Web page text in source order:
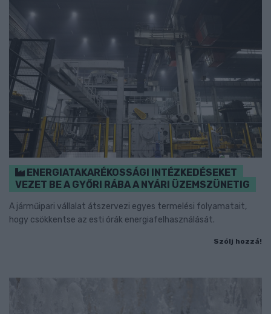
ENERGIATAKARÉKOSSÁGI INTÉZKEDÉSEKET
VEZET BE A GYŐRI RÁBA A NYÁRI ÜZEMSZÜNETIG
A járműipari vállalat átszervezi egyes termelési folyamatait,
hogy csökkentse az esti órák energiafelhasználását.
Szólj hozzá!